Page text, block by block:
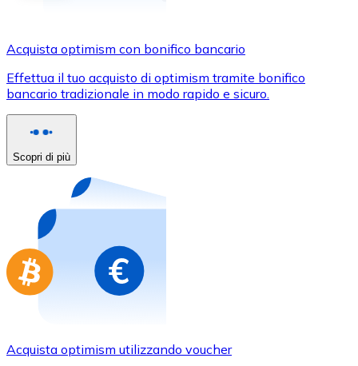
Usa le carte Visa e Mastercard per acquistare
Acquista con carta
Acquista gift card dei tuoi marchi preferiti con
Vai al negozio di carte regalo
Acquista optimism con bonifico bancario
Effettua il tuo acquisto di optimism tramite bonifico
bancario tradizionale in modo rapido e sicuro.
Scopri di più
Acquista optimism utilizzando voucher